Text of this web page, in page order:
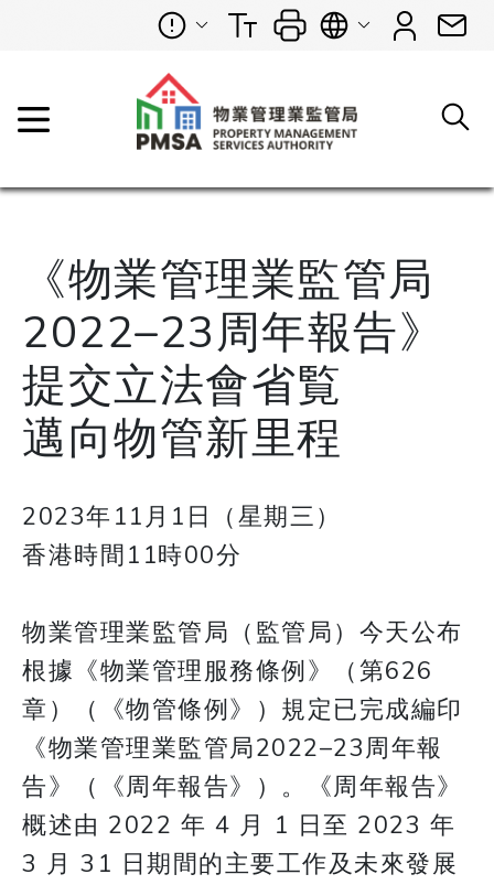
《物業管理業監管局
2022–23周年報告》
提交立法會省覧
邁向物管新里程
2023年11月1日（星期三）
香港時間11時00分
物業管理業監管局（監管局）今天公布
根據《物業管理服務條例》（第626
章）（《物管條例》）規定已完成編印
《物業管理業監管局2022–23周年報
告》（《周年報告》）。《周年報告》
概述由 2022 年 4 月 1 日至 2023 年
3 月 31 日期間的主要工作及未來發展